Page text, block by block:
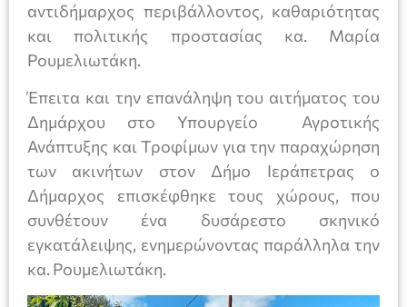
αντιδήμαρχος περιβάλλοντος, καθαριότητας
και πολιτικής προστασίας κα. Μαρία
Ρουμελιωτάκη.
Έπειτα και την επανάληψη του αιτήματος του
Δημάρχου στο Υπουργείο Αγροτικής
Ανάπτυξης και Τροφίμων για την παραχώρηση
των ακινήτων στον Δήμο Ιεράπετρας ο
Δήμαρχος επισκέφθηκε τους χώρους, που
συνθέτουν ένα δυσάρεστο σκηνικό
εγκατάλειψης, ενημερώνοντας παράλληλα την
κα. Ρουμελιωτάκη.